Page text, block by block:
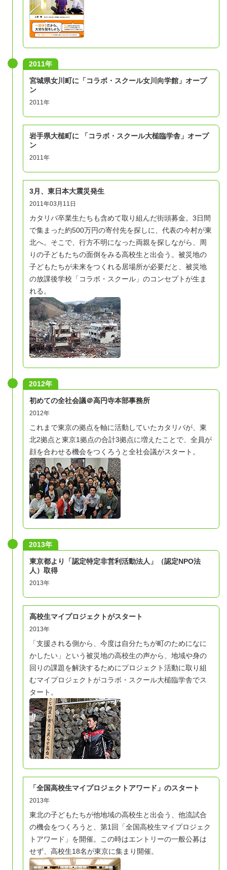
2011年
宮城県女川町に「コラボ・スクール女川向学館」オープ
ン
2011年
岩手県大槌町に 「コラボ・スクール大槌臨学舎」オープ
ン
2011年
3月、東日本大震災発生
2011年03月11日
カタリバ卒業生たちも含めて取り組んだ街頭募金。3日間
で集まった約500万円の寄付先を探しに、代表の今村が東
北へ。そこで、行方不明になった両親を探しながら、周
りの子どもたちの面倒をみる高校生と出会う。被災地の
子どもたちが未来をつくれる居場所が必要だと、被災地
の放課後学校「コラボ・スクール」のコンセプトが生ま
れる。
2012年
初めての全社会議＠高円寺本部事務所
2012年
これまで東京の拠点を軸に活動していたカタリバが、東
北2拠点と東京1拠点の合計3拠点に増えたことで、全員が
顔を合わせる機会をつくろうと全社会議がスタート。
2013年
東京都より「認定特定非営利活動法人」（認定NPO法
人）取得
2013年
高校生マイプロジェクトがスタート
2013年
「支援される側から、今度は自分たちが町のためになに
かしたい」という被災地の高校生の声から、地域や身の
回りの課題を解決するためにプロジェクト活動に取り組
むマイプロジェクトがコラボ・スクール大槌臨学舎でス
タート。
「全国高校生マイプロジェクトアワード」のスタート
2013年
東北の子どもたちが他地域の高校生と出会う、他流試合
の機会をつくろうと、第1回「全国高校生マイプロジェク
トアワード」を開催。この時はエントリーの一般公募は
せず、高校生18名が東京に集まり開催。